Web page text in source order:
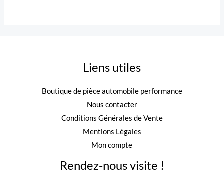
Liens utiles
Boutique de pièce automobile performance
Nous contacter
Conditions Générales de Vente
Mentions Légales
Mon compte
Rendez-nous visite !